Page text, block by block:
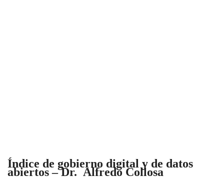
Índice de gobierno digital y de datos
abiertos – Dr. Alfredo Collosa